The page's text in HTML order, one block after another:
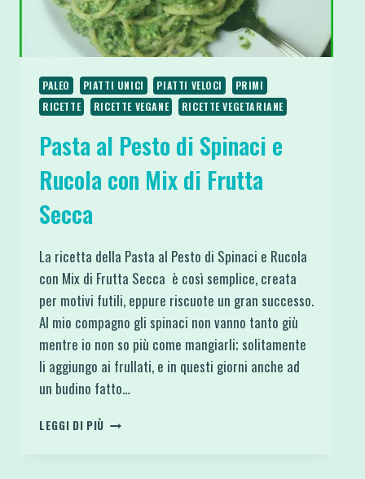
PALEO PIATTI UNICI PIATTI VELOCI
PRIMI
RICETTE
RICETTE VEGANE RICETTE VEGETARIANE
Pasta al Pesto di Spinaci e
Rucola con Mix di Frutta
Secca
La ricetta della Pasta al Pesto di Spinaci e Rucola
con Mix di Frutta Secca è così semplice, creata
per motivi futili, eppure riscuote un gran successo.
Al mio compagno gli spinaci non vanno tanto giù
mentre io non so più come mangiarli; solitamente
li aggiungo ai frullati, e in questi giorni anche ad
un budino fatto…
LEGGI DI PIÙ PASTA